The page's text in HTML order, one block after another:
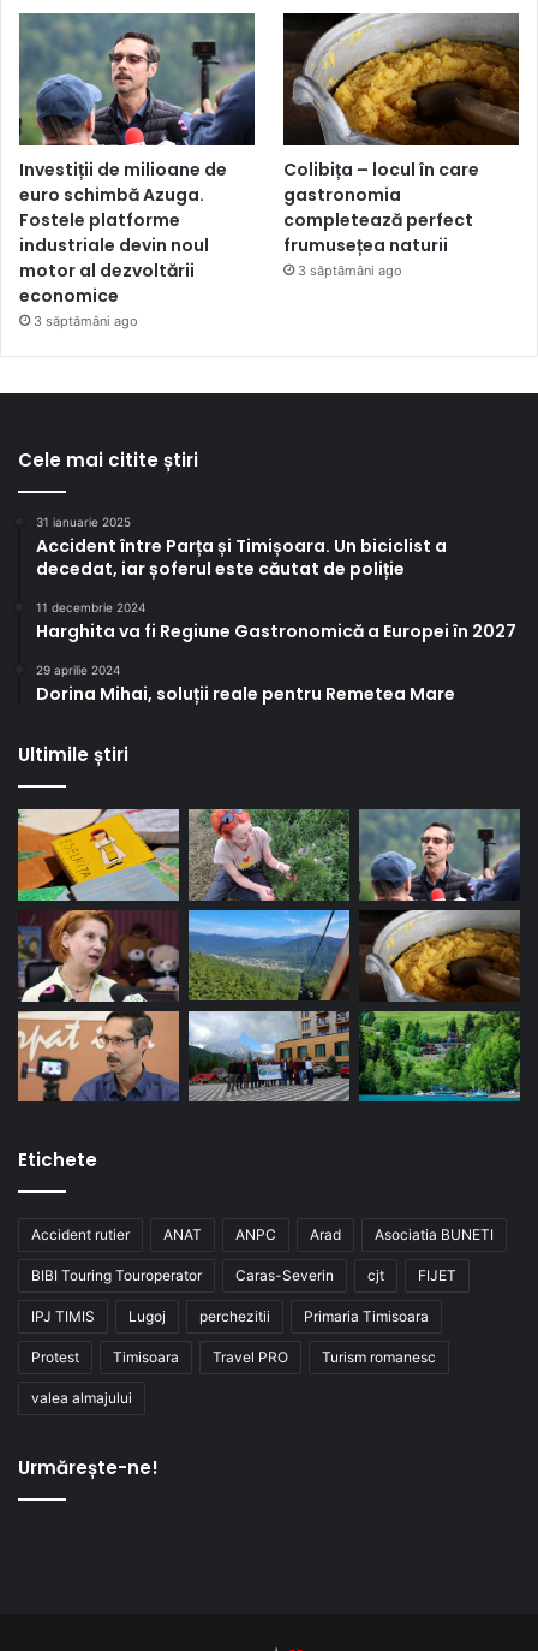
Investiții de milioane de
euro schimbă Azuga.
Fostele platforme
industriale devin noul
motor al dezvoltării
economice
3 săptămâni ago
Colibița – locul în care
gastronomia
completează perfect
frumusețea naturii
3 săptămâni ago
Cele mai citite știri
31 ianuarie 2025
Accident între Parța și Timișoara. Un biciclist a
decedat, iar șoferul este căutat de poliție
11 decembrie 2024
Harghita va fi Regiune Gastronomică a Europei în 2027
29 aprilie 2024
Dorina Mihai, soluții reale pentru Remetea Mare
Ultimile știri
Etichete
Accident rutier ANAT ANPC Arad Asociatia BUNETI
BIBI Touring Touroperator Caras-Severin cjt FIJET
IPJ TIMIS Lugoj perchezitii Primaria Timisoara
Protest Timisoara Travel PRO Turism romanesc
valea almajului
Urmărește-ne!